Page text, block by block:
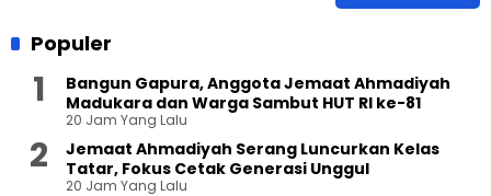
Populer
Bangun Gapura, Anggota Jemaat Ahmadiyah
Madukara dan Warga Sambut HUT RI ke-81
20 Jam Yang Lalu
Jemaat Ahmadiyah Serang Luncurkan Kelas
Tatar, Fokus Cetak Generasi Unggul
20 Jam Yang Lalu